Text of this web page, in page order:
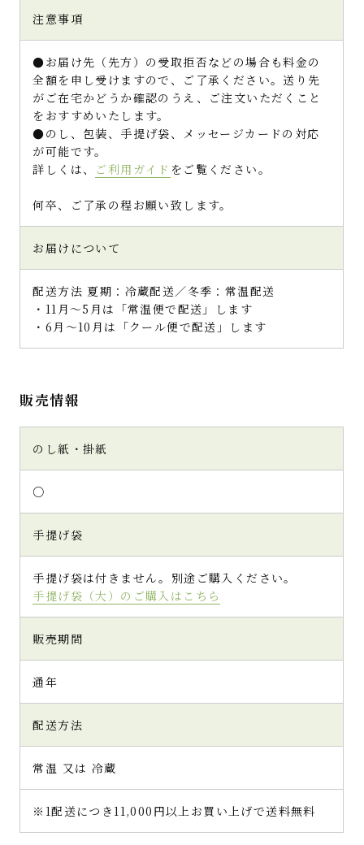
注意事項
●お届け先（先方）の受取拒否などの場合も料金の
全額を申し受けますので、ご了承ください。送り先
がご在宅かどうか確認のうえ、ご注文いただくこと
をおすすめいたします。
●のし、包装、手提げ袋、メッセージカードの対応
が可能です。
詳しくは、 ご利用ガイド をご覧ください。
何卒、ご了承の程お願い致します。
お届けについて
配送方法 夏期：冷蔵配送／冬季：常温配送
・11月～5月は「常温便で配送」します
・6月～10月は「クール便で配送」します
販売情報
のし紙・掛紙
○
手提げ袋
手提げ袋は付きません。別途ご購入ください。
手提げ袋（大）のご購入はこちら
販売期間
通年
配送方法
常温 又は 冷蔵
※1配送につき11,000円以上お買い上げで送料無料